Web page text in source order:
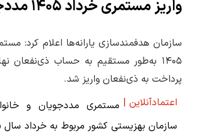
واریز مستمری خرداد ۱۴۰۵ مددجویان بهزیستی و کمیته امداد
سازمان هدفمندسازی یارانه‌ها اعلام کرد:
۱۴۰۵ به‌طور مستقیم به حساب
پرداخت به ذی‌نفعان واریز شد.
اعتمادآنلاین | مستمری مددجویان و